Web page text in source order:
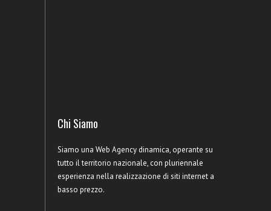
Chi Siamo
Siamo una Web Agency dinamica, operante su
tutto il territorio nazionale, con pluriennale
esperienza nella realizzazione di siti internet a
basso prezzo.